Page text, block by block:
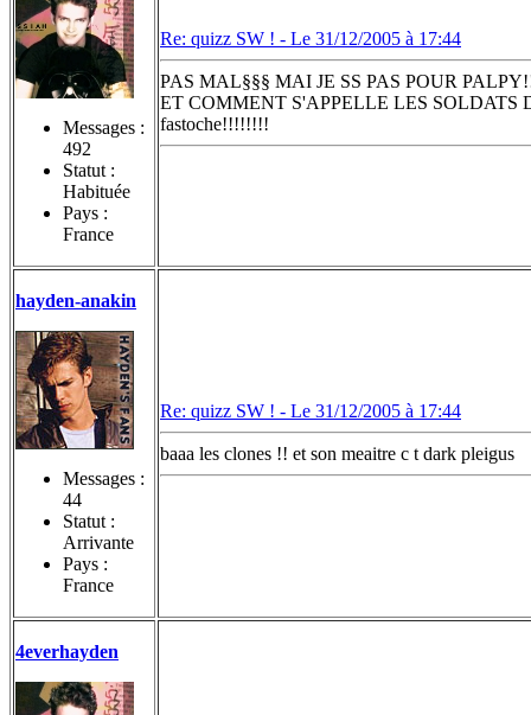
Messages :
492
Statut :
Habituée
Pays :
France
Re: quizz SW ! - Le 31/12/2005 à 17:44
PAS MAL§§§ MAI JE SS PAS POUR
ET COMMENT S'APPELLE LES SOLDATS
fastoche!!!!!!!!
hayden-anakin
Messages :
44
Statut :
Arrivante
Pays :
France
Re: quizz SW ! - Le 31/12/2005 à 17:44
baaa les clones !! et son meaitre c t dark pleigus
4everhayden